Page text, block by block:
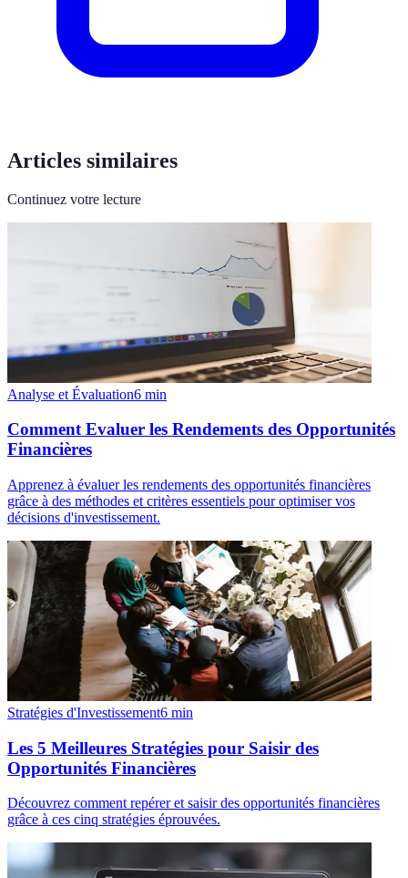
Articles similaires
Continuez votre lecture
Analyse et Évaluation6 min
Comment Evaluer les Rendements des Opportunités
Financières
Apprenez à évaluer les rendements des opportunités financières
grâce à des méthodes et critères essentiels pour optimiser vos
décisions d'investissement.
Stratégies d'Investissement6 min
Les 5 Meilleures Stratégies pour Saisir des
Opportunités Financières
Découvrez comment repérer et saisir des opportunités financières
grâce à ces cinq stratégies éprouvées.